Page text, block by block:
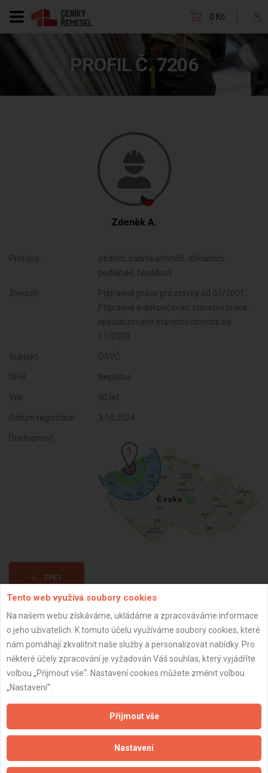
0 Kč
PROFIL Č. 7206
Zdeněk A.
Profese:
zedníci, sádrokartonáři, obkladači,
podlaháři, fasádníci
Živnosti:
Přípravné práce pro stavby od 07/2001 ,
Přípravné a dokončovací stavební práce,
specializované stavební činnosti od
11/2009
Subjekt: OSVČ
DPH: Neplátce
Věk: 50 let
Datum registrace: 3.10.2024
Dostupnost:
ZPĚT
Aktualizováno z portálu ARES dne 11.01.2025 19:32:28
Naše firmy a řemeslníci
Zpracování a ochrana osobních údajů
Zásady pro používání souborů cookie
Tento web využívá soubory cookies
Na našem webu získáváme, ukládáme a zpracováváme informace
o jeho uživatelích. K tomuto účelu využíváme soubory cookies, které
nám pomáhají zkvalitnit naše služby a personalizovat nabídky. Pro
některé účely zpracování je vyžadován Váš souhlas, který vyjádříte
volbou „Přijmout vše“. Nastavení cookies můžete změnit volbou
„Nastavení“.
Přijmout vše
Nastavení